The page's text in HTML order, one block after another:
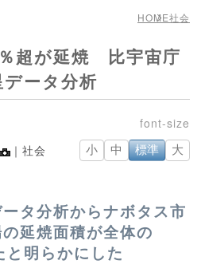
HOME社会
超が延焼 比宇宙庁
ータ分析
｜社会 小 中 標準 大
タ分析からナボタス市
延焼面積が全体の
明らかにした